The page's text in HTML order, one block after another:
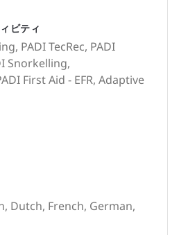
ビティ
PADI TecRec, PADI
Snorkelling,
First Aid - EFR, Adaptive
Dutch, French, German,